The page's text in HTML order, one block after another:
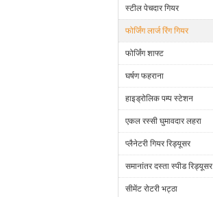
स्टील पेचदार गियर
फोर्जिंग लार्ज रिंग गियर
फोर्जिंग शाफ्ट
घर्षण फहराना
हाइड्रोलिक पम्प स्टेशन
एकल रस्सी घुमावदार लहरा
प्लैनेटरी गियर रिड्यूसर
समानांतर दस्ता स्पीड रिड्यूसर
सीमेंट रोटरी भट्ठा